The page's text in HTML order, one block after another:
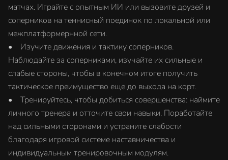
матчах. Играйте с опытным ИИ или вызовите друзей и
соперников на теннисный поединок по локальной или
межплатформернной сети.
• Изучите движения и тактику соперников.
Наблюдайте за соперниками, изучайте их сильные и
слабые стороны, чтобы в конечном итоге получить
тактическое преимущество еще до выхода на корт.
• Тренируйтесь, чтобы добиться совершенства: наймите
личного тренера и отточите свои навыки. Поработайте
над сильными сторонами и устраните слабости
благодаря игровой системе наставничества и
индивидуальным тренировочным модулям.